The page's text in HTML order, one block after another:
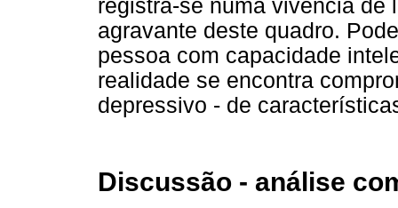
registra-se numa vivência de
agravante deste quadro.
pessoa com capacidade
realidade se encontra
depressivo - de
Discussão - análise